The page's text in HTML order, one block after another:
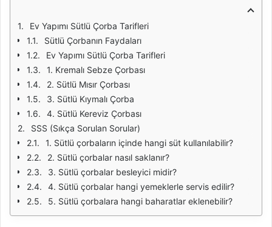
Ev Yapımı Sütlü Çorba Tarifleri
Sütlü Çorbanın Faydaları
Ev Yapımı Sütlü Çorba Tarifleri
1. Kremalı Sebze Çorbası
2. Sütlü Mısır Çorbası
3. Sütlü Kıymalı Çorba
4. Sütlü Kereviz Çorbası
SSS (Sıkça Sorulan Sorular)
1. Sütlü çorbaların içinde hangi süt kullanılabilir?
2. Sütlü çorbalar nasıl saklanır?
3. Sütlü çorbalar besleyici midir?
4. Sütlü çorbalar hangi yemeklerle servis edilir?
5. Sütlü çorbalara hangi baharatlar eklenebilir?